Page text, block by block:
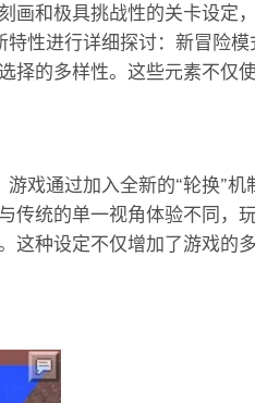
画和极具挑战性的关卡设定
性进行详细探讨：新冒险模
择的多样性。这些元素不仅
戏通过加入全新的“轮换”机
传统的单一视角体验不同，
这种设定不仅增加了游戏的